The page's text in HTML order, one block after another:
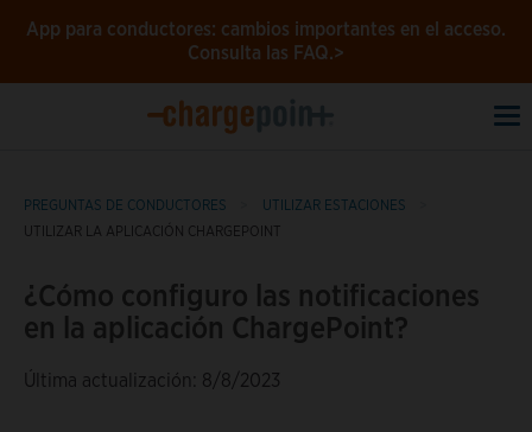
App para conductores: cambios importantes en el acceso.
Consulta las FAQ.>
PREGUNTAS DE CONDUCTORES
UTILIZAR ESTACIONES
UTILIZAR LA APLICACIÓN CHARGEPOINT
¿Cómo configuro las notificaciones
en la aplicación ChargePoint?
Última actualización: 8/8/2023